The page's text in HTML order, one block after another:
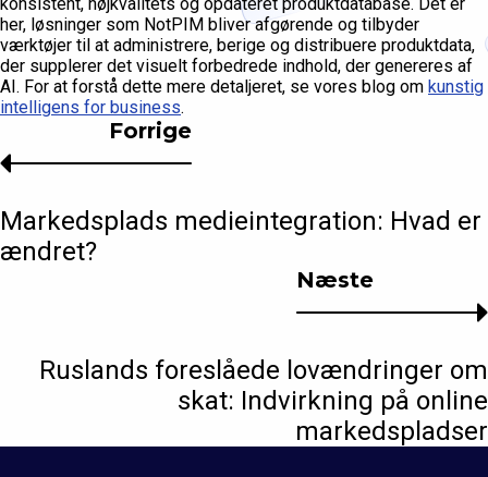
her, løsninger som NotPIM bliver afgørende og tilbyder
værktøjer til at administrere, berige og distribuere produktdata,
der supplerer det visuelt forbedrede indhold, der genereres af
AI. For at forstå dette mere detaljeret, se vores blog om kunstig
intelligens for business.
Næste
Ruslands foreslåede lovændringer om
skat: Indvirkning på online
markedspladser
Forrige
Markedsplads medieintegration: Hvad er
ændret?